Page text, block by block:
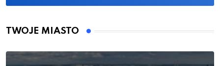
TWOJE MIASTO